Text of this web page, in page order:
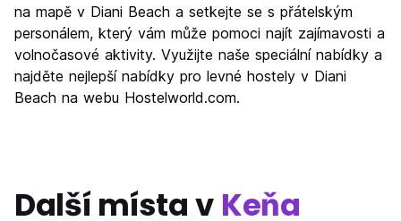
na mapě v Diani Beach a setkejte se s přátelským
personálem, který vám může pomoci najít zajímavosti a
volnočasové aktivity. Využijte naše speciální nabídky a
najděte nejlepší nabídky pro levné hostely v Diani
Beach na webu Hostelworld.com.
Další místa v Keňa